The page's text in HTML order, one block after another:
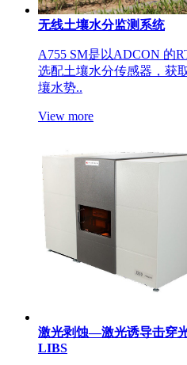
无线土壤水分监测系统
A755 SM是以ADCON 的
选配土壤水分传感器，获
壤水势..
View more
激光剥蚀—激光诱导击穿
LIBS